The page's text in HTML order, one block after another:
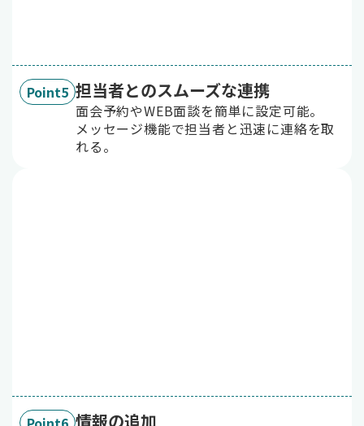
Point5 担当者とのスムーズな連携
面会予約やWEB面談を簡単に設定可能。
メッセージ機能で担当者と迅速に連絡を取
れる。
情報の追加